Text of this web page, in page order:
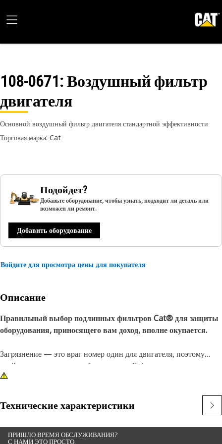
108-0671: Воздушный фильтр
двигателя
Основной воздушный фильтр двигателя стандартной эффективности
Торговая марка: Cat
Подойдет?
Добавьте оборудование, чтобы узнать, подходит ли деталь или
возможен ли ремонт.
Добавить оборудование
Войдите для просмотра цены для покупателя
Описание
Правильный выбор подлинных фильтров Cat® для защиты
оборудования, приносящего вам доход, вполне окупается.
Загрязнение — это враг номер один для двигателя, поэтому
крайне важно защитить оборудование Cat с помощью
оригинальных фильтрующих элементов Cat. Правильный выбор
приносящего вам доход, вполне окупается.
Воздушные фильтры Cat служат долго, обеспечивают отличное
качество фильтрации, они также экологически безвредны и
Технические характеристики
ПРИШЛО ВРЕМЯ ОБСЛУЖИВАНИЯ?
С НАМИ ЭТО ПРОСТО.